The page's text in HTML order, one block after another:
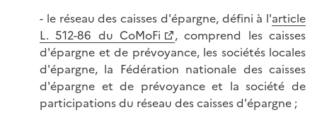
- le réseau des caisses d'épargne, défini à l'article
L. 512-86 du CoMoFi
, comprend les caisses
d'épargne et de prévoyance, les sociétés locales
d'épargne, la Fédération nationale des caisses
d'épargne et de prévoyance et la société de
participations du réseau des caisses d'épargne ;